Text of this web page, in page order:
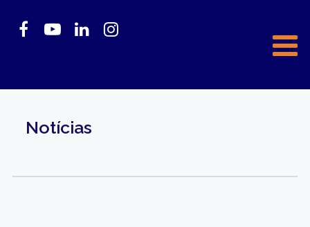
Notícias